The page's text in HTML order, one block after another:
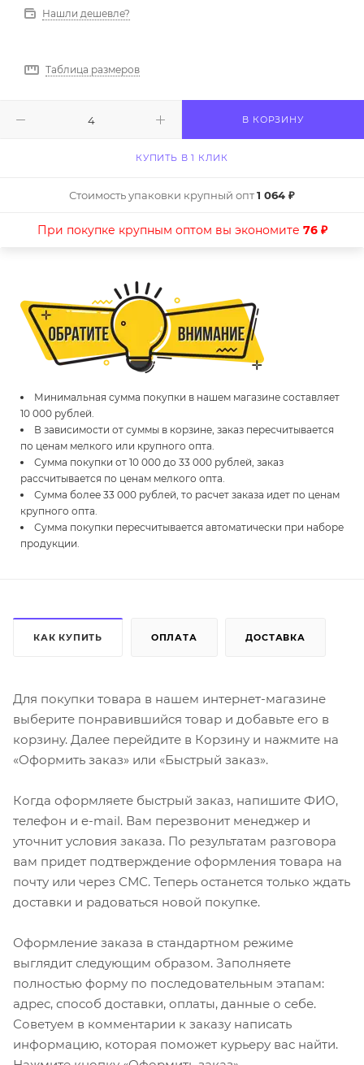
Нашли дешевле?
Таблица размеров
В КОРЗИНУ
КУПИТЬ В 1 КЛИК
Стоимость упаковки крупный опт1 064 ₽
При покупке крупным оптом вы экономите 76 ₽
Минимальная сумма покупки в нашем магазине составляет
10 000 рублей.
В зависимости от суммы в корзине, заказ пересчитывается
по ценам мелкого или крупного опта.
Сумма покупки от 10 000 до 33 000 рублей, заказ
рассчитывается по ценам мелкого опта.
Сумма более 33 000 рублей, то расчет заказа идет по ценам
крупного опта.
Сумма покупки пересчитывается автоматически при наборе
продукции.
КАК КУПИТЬ ОПЛАТА ДОСТАВКА
Для покупки товара в нашем интернет-магазине
выберите понравившийся товар и добавьте его в
корзину. Далее перейдите в Корзину и нажмите на
«Оформить заказ» или «Быстрый заказ».
Когда оформляете быстрый заказ, напишите ФИО,
телефон и e-mail. Вам перезвонит менеджер и
уточнит условия заказа. По результатам разговора
вам придет подтверждение оформления товара на
почту или через СМС. Теперь останется только ждать
доставки и радоваться новой покупке.
Оформление заказа в стандартном режиме
выглядит следующим образом. Заполняете
полностью форму по последовательным этапам:
адрес, способ доставки, оплаты, данные о себе.
Советуем в комментарии к заказу написать
информацию, которая поможет курьеру вас найти.